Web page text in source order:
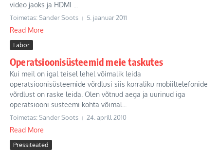
video jaoks ja HDMI ...
Toimetas: Sander Soots 5. jaanuar 2011
Read More
Labor
Operatsioonisüsteemid meie taskutes
Kui meil on igal teisel lehel võimalik leida
operatsioonisüsteemide võrdlusi siis korraliku mobiiltelefonide
võrdlust on raske leida. Olen võtnud aega ja uurinud iga
operatsiooni süsteemi kohta võimal...
Toimetas: Sander Soots 24. aprill 2010
Read More
Pressiteated